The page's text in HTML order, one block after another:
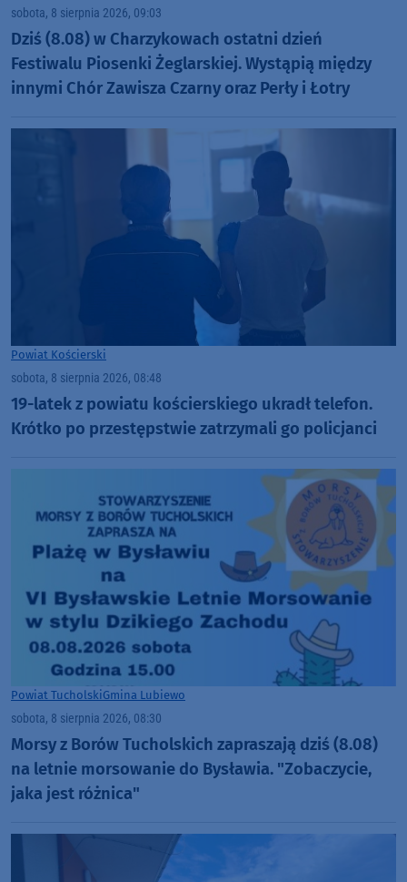
sobota, 8 sierpnia 2026, 09:03
Dziś (8.08) w Charzykowach ostatni dzień
Festiwalu Piosenki Żeglarskiej. Wystąpią między
innymi Chór Zawisza Czarny oraz Perły i Łotry
Powiat Kościerski
sobota, 8 sierpnia 2026, 08:48
19-latek z powiatu kościerskiego ukradł telefon.
Krótko po przestępstwie zatrzymali go policjanci
Powiat TucholskiGmina Lubiewo
sobota, 8 sierpnia 2026, 08:30
Morsy z Borów Tucholskich zapraszają dziś (8.08)
na letnie morsowanie do Bysławia. "Zobaczycie,
jaka jest różnica"